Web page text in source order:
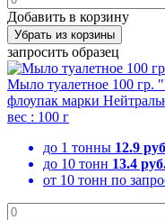
Добавить в корзину
Убрать из корзины
запросить образец
Мыло туалетное 100 гр.
флоупак марки
вес : 100 г
до 1 тонны 12.9
до 10 тонн 13.4
от 10 тонн по